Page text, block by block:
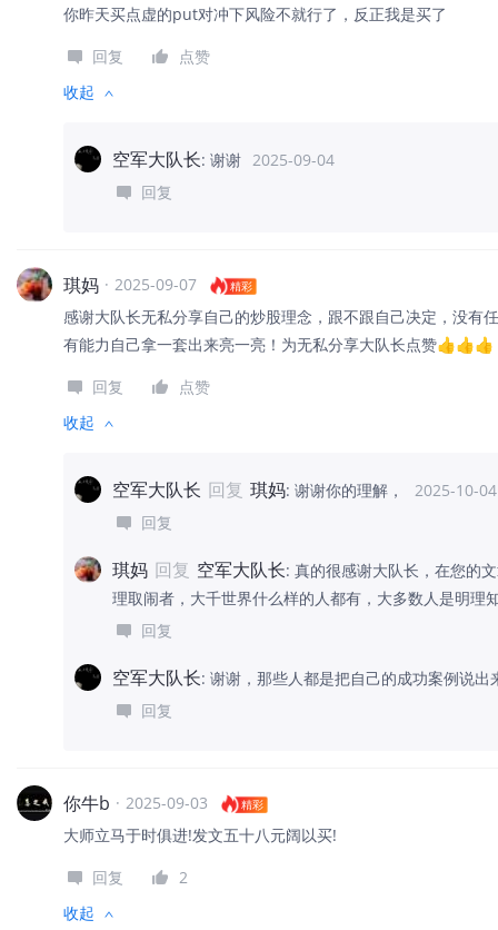
你昨天买点虚的put对冲下风险不就行了，反正我是买了
回复
点赞
收起
空军大队长: 谢谢 2025-09-04
回复
琪妈 · 2025-09-07 精彩
感谢大队长无私分享自己的炒股理念，跟不跟自己决定，没有
有能力自己拿一套出来亮一亮！为无私分享大队长点赞👍👍👍
回复
点赞
收起
空军大队长 回复 琪妈: 谢谢你的理解，
2025-10-04
回复
琪妈 回复 空军大队长: 真的很感谢大队长，在您的
理取闹者，大千世界什么样的人都有，大多数人是明理
回复
空军大队长: 谢谢，那些人都是把自己的成功案例说出
回复
你牛b · 2025-09-03 精彩
大师立马于时俱进!发文五十八元阔以买!
回复
2
收起